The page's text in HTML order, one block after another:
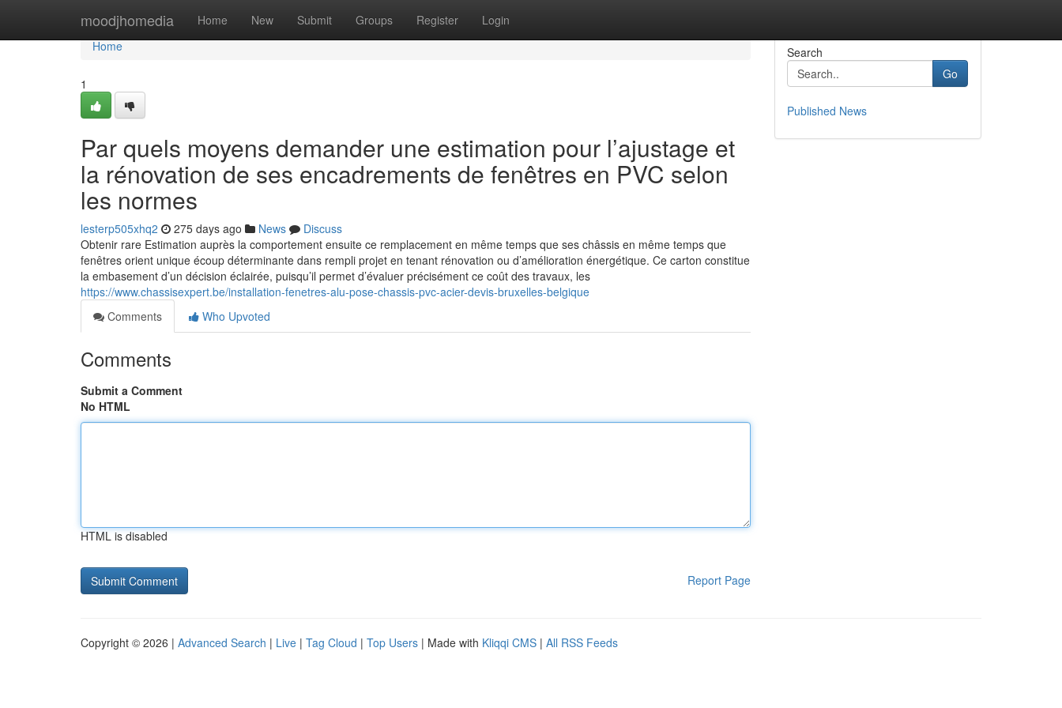
moodjhomedia Home New Submit Groups Register Login
Home
Home
1
Par quels moyens demander une estimation pour l’ajustage et
la rénovation de ses encadrements de fenêtres en PVC selon
les normes
lesterp505xhq2 275 days ago News
Discuss
Obtenir rare Estimation auprès la comportement ensuite ce remplacement en même temps que ses châssis en même temps que
fenêtres orient unique écoup déterminante dans rempli projet en tenant rénovation ou d’amélioration énergétique. Ce carton constitue
la embasement d’un décision éclairée, puisqu’il permet d’évaluer précisément ce coût des travaux, les
https://www.chassisexpert.be/installation-fenetres-alu-pose-chassis-pvc-acier-devis-bruxelles-belgique
Comments
Who Upvoted
Comments
Submit a Comment
No HTML
HTML is disabled
Report Page
Search
Go
Published News
Copyright © 2026 | Advanced Search | Live | Tag Cloud | Top Users | Made with Kliqqi CMS | All RSS Feeds